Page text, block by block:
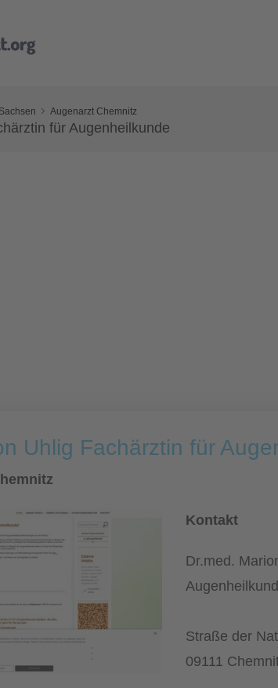
Augenarzt Chemnitz
für Augenheilkunde
Uhlig Fachärztin für
Kontakt
Dr.med.
Straße der
09111